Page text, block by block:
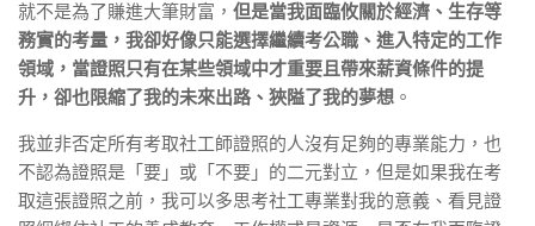
就不是為了賺進大筆財富， 但是當我面臨攸關於經濟、生存等
務實的考量，我卻好像只能選擇繼續考公職、進入特定的工作
領域，當證照只有在某些領域中才重要且帶來薪資條件的提
升，卻也限縮了我的未來出路、狹隘了我的夢想 。
我並非否定所有考取社工師證照的人沒有足夠的專業能力，也
不認為證照是「要」或「不要」的二元對立，但是如果我在考
取這張證照之前，我可以多思考社工專業對我的意義、看見證